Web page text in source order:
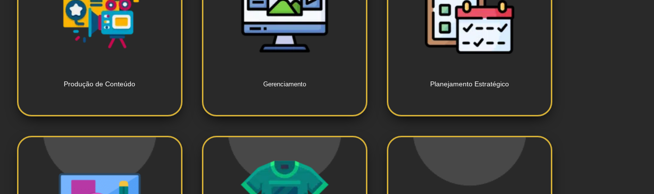
Produção de Conteúdo
Criação de conteúdo relevante e
envolvente para mídias sociais.
Gerenciamento
Monitoramento e administração
de perfis em plataformas de
redes sociais.
Planejamento Estratégico
Desenvolvimento de estratégias
e planos de conteúdo para redes
sociais.